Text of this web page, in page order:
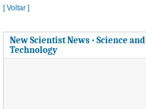
[ Voltar ]
New Scientist News - Science and
Technology